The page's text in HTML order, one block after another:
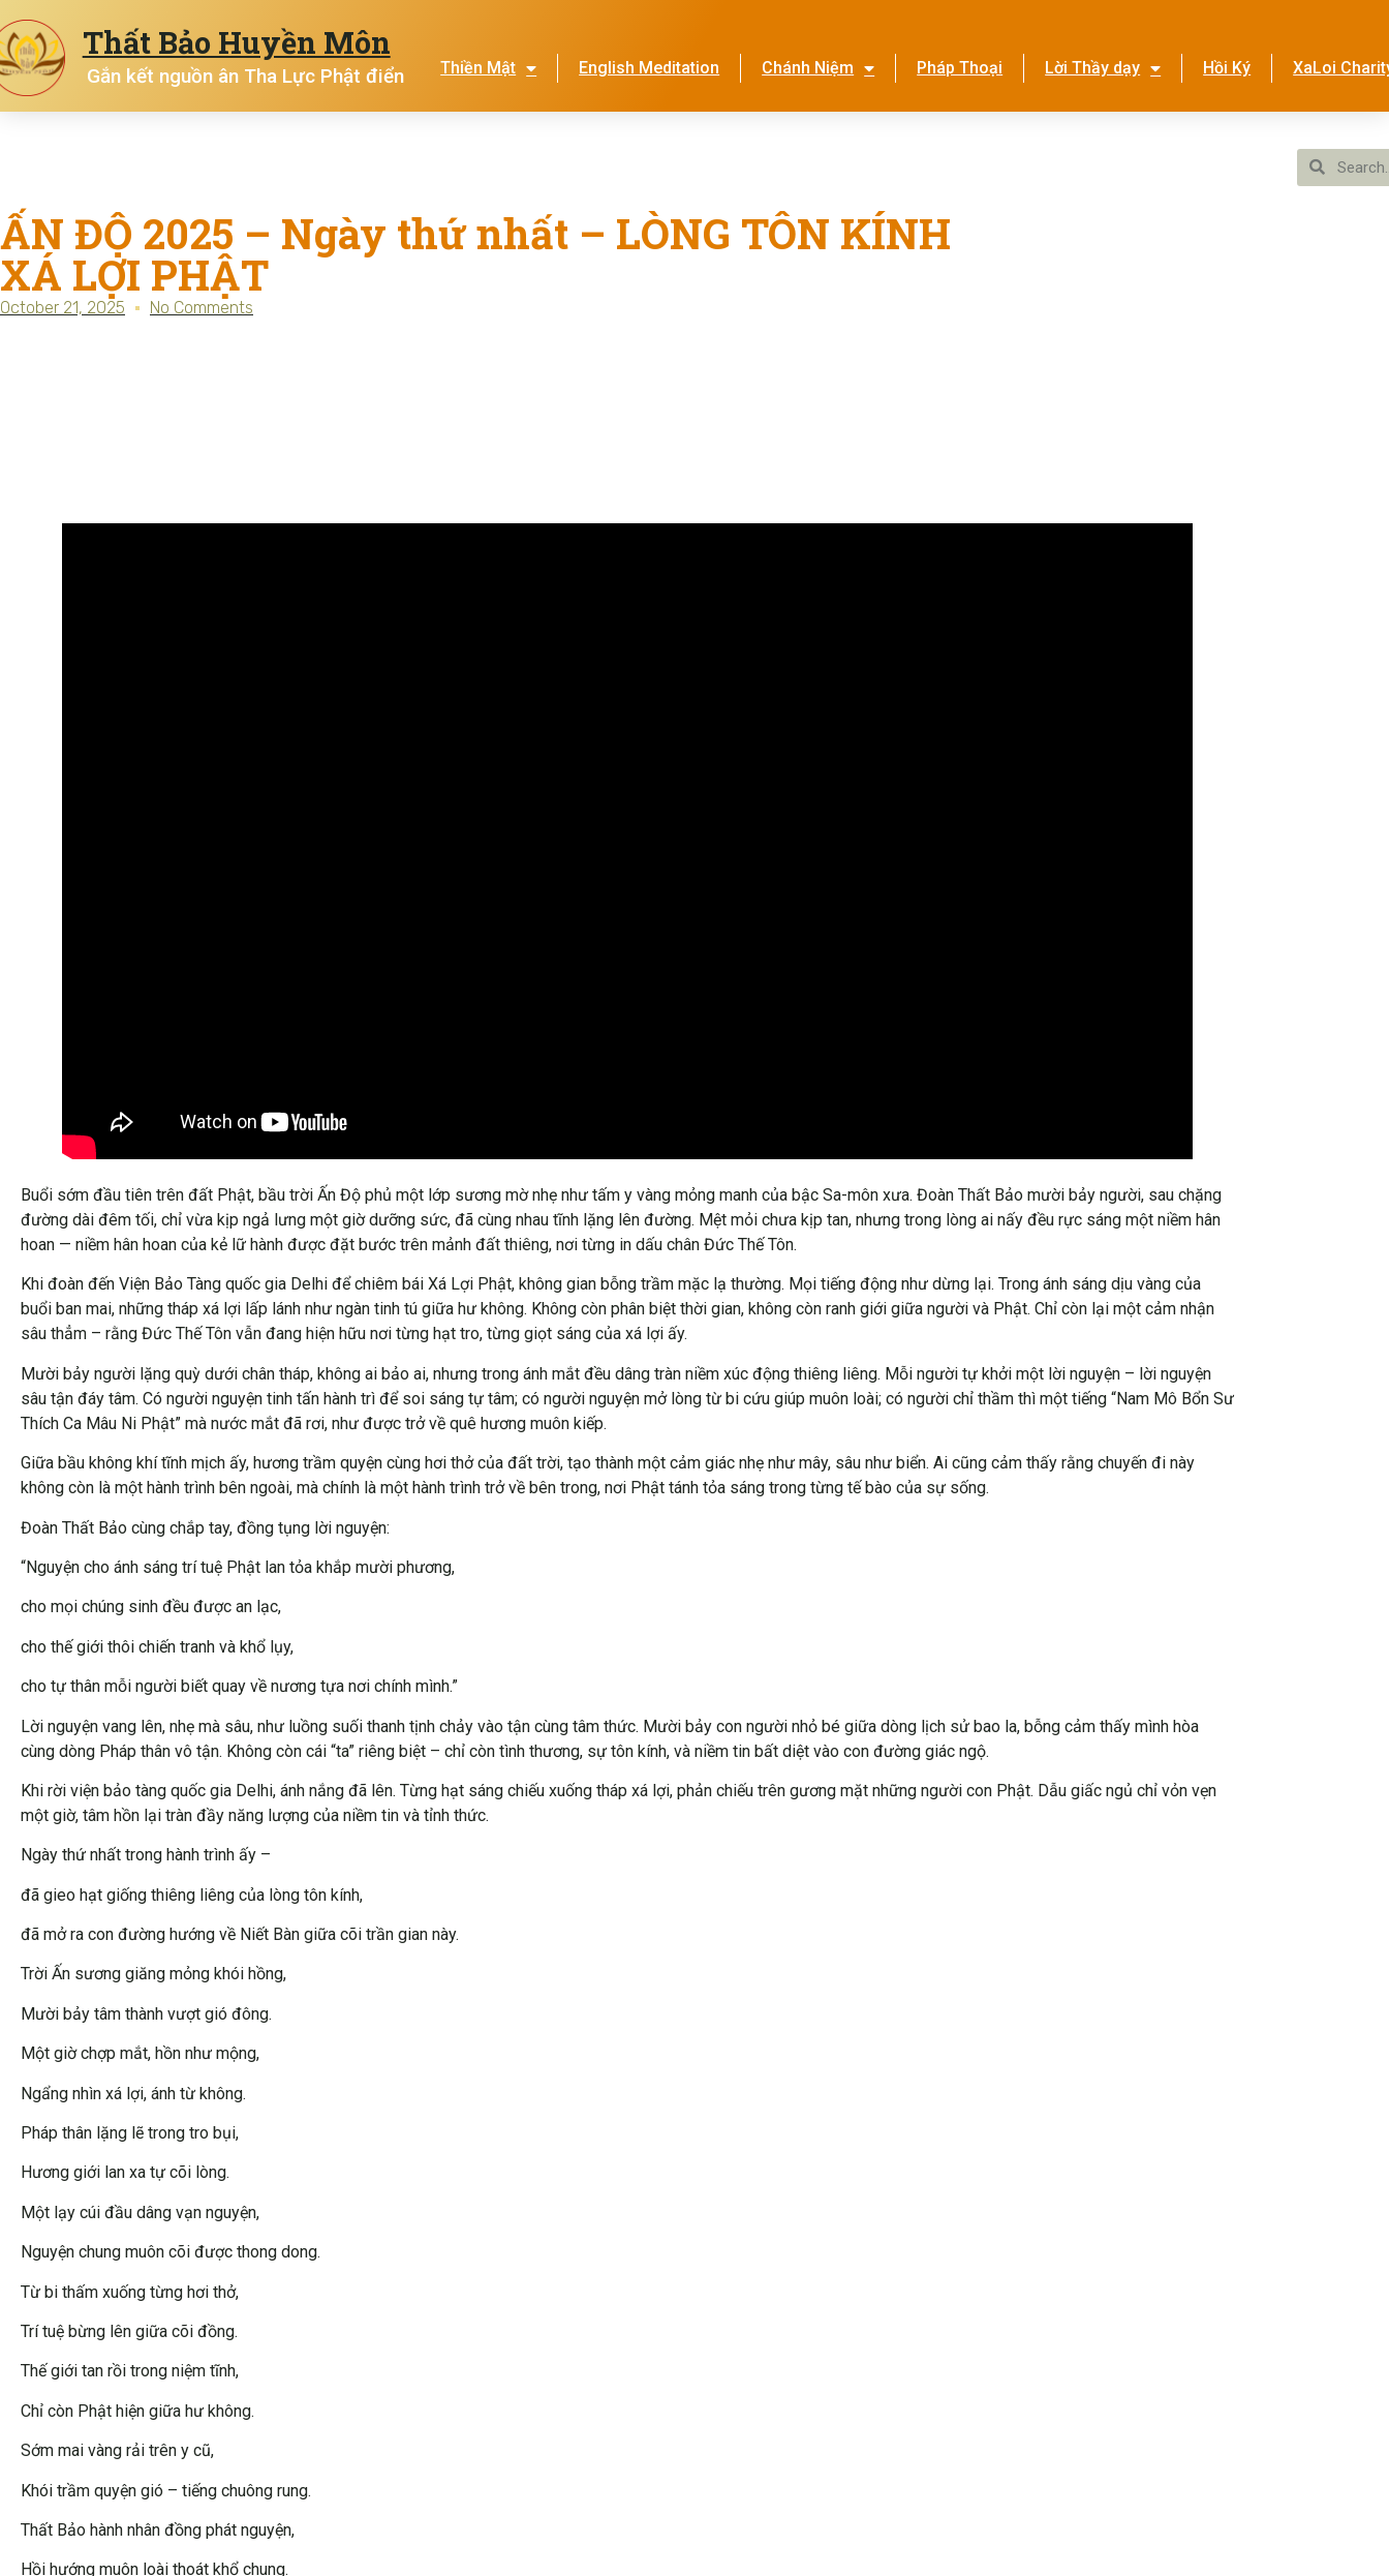
Thất Bảo Huyền Môn
Gắn kết nguồn ân Tha Lực Phật điển Thiền Mật English Meditation Chánh Niệm Pháp Thoại Lời Thầy dạy Hồi Ký XaLoi
ẤN ĐỘ 2025 – Ngày thứ nhất – LÒNG TÔN KÍNH
XÁ LỢI PHẬT
October 21, 2025 No Comments
Buổi sớm đầu tiên trên đất Phật, bầu trời Ấn Độ phủ một lớp sương mờ nhẹ như tấm y vàng mỏng manh của bậc Sa-môn xưa. Đoàn Thất Bảo mười bảy người, sau chặng
đường dài đêm tối, chỉ vừa kịp ngả lưng một giờ dưỡng sức, đã cùng nhau tĩnh lặng lên đường. Mệt mỏi chưa kịp tan, nhưng trong lòng ai nấy đều rực sáng một niềm hân
hoan — niềm hân hoan của kẻ lữ hành được đặt bước trên mảnh đất thiêng, nơi từng in dấu chân Đức Thế Tôn.
Khi đoàn đến Viện Bảo Tàng quốc gia Delhi để chiêm bái Xá Lợi Phật, không gian bỗng trầm mặc lạ thường. Mọi tiếng động như dừng lại. Trong ánh sáng dịu vàng của
buổi ban mai, những tháp xá lợi lấp lánh như ngàn tinh tú giữa hư không. Không còn phân biệt thời gian, không còn ranh giới giữa người và Phật. Chỉ còn lại một cảm nhận
sâu thẳm – rằng Đức Thế Tôn vẫn đang hiện hữu nơi từng hạt tro, từng giọt sáng của xá lợi ấy.
Mười bảy người lặng quỳ dưới chân tháp, không ai bảo ai, nhưng trong ánh mắt đều dâng tràn niềm xúc động thiêng liêng. Mỗi người tự khởi một lời nguyện – lời nguyện
sâu tận đáy tâm. Có người nguyện tinh tấn hành trì để soi sáng tự tâm; có người nguyện mở lòng từ bi cứu giúp muôn loài; có người chỉ thầm thì một tiếng “Nam Mô Bổn Sư
Thích Ca Mâu Ni Phật” mà nước mắt đã rơi, như được trở về quê hương muôn kiếp.
Giữa bầu không khí tĩnh mịch ấy, hương trầm quyện cùng hơi thở của đất trời, tạo thành một cảm giác nhẹ như mây, sâu như biển. Ai cũng cảm thấy rằng chuyến đi này
không còn là một hành trình bên ngoài, mà chính là một hành trình trở về bên trong, nơi Phật tánh tỏa sáng trong từng tế bào của sự sống.
Đoàn Thất Bảo cùng chắp tay, đồng tụng lời nguyện:
“Nguyện cho ánh sáng trí tuệ Phật lan tỏa khắp mười phương,
cho mọi chúng sinh đều được an lạc,
cho thế giới thôi chiến tranh và khổ lụy,
cho tự thân mỗi người biết quay về nương tựa nơi chính mình.”
Lời nguyện vang lên, nhẹ mà sâu, như luồng suối thanh tịnh chảy vào tận cùng tâm thức. Mười bảy con người nhỏ bé giữa dòng lịch sử bao la, bỗng cảm thấy mình hòa
cùng dòng Pháp thân vô tận. Không còn cái “ta” riêng biệt – chỉ còn tình thương, sự tôn kính, và niềm tin bất diệt vào con đường giác ngộ.
Khi rời viện bảo tàng quốc gia Delhi, ánh nắng đã lên. Từng hạt sáng chiếu xuống tháp xá lợi, phản chiếu trên gương mặt những người con Phật. Dẫu giấc ngủ chỉ vỏn vẹn
một giờ, tâm hồn lại tràn đầy năng lượng của niềm tin và tỉnh thức.
Ngày thứ nhất trong hành trình ấy –
đã gieo hạt giống thiêng liêng của lòng tôn kính,
đã mở ra con đường hướng về Niết Bàn giữa cõi trần gian này.
Trời Ấn sương giăng mỏng khói hồng,
Mười bảy tâm thành vượt gió đông.
Một giờ chợp mắt, hồn như mộng,
Ngẩng nhìn xá lợi, ánh từ không.
Pháp thân lặng lẽ trong tro bụi,
Hương giới lan xa tự cõi lòng.
Một lạy cúi đầu dâng vạn nguyện,
Nguyện chung muôn cõi được thong dong.
Từ bi thấm xuống từng hơi thở,
Trí tuệ bừng lên giữa cõi đồng.
Thế giới tan rồi trong niệm tĩnh,
Chỉ còn Phật hiện giữa hư không.
Sớm mai vàng rải trên y cũ,
Khói trầm quyện gió – tiếng chuông rung.
Thất Bảo hành nhân đồng phát nguyện,
Hồi hướng muôn loài thoát khổ chung.